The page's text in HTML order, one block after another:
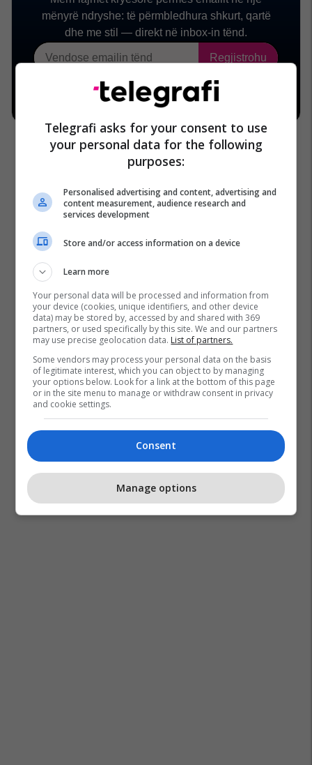
Telegrafi asks for your consent to use
your personal data for the following
purposes:
Personalised advertising and content, advertising and
content measurement, audience research and
services development
Store and/or access information on a device
Learn more
Your personal data will be processed and information from
your device (cookies, unique identifiers, and other device
data) may be stored by, accessed by and shared with 369
partners, or used specifically by this site. We and our partners
may use precise geolocation data. List of partners.
Some vendors may process your personal data on the basis
of legitimate interest, which you can object to by managing
your options below. Look for a link at the bottom of this page
or in the site menu to manage or withdraw consent in privacy
and cookie settings.
Consent
Manage options